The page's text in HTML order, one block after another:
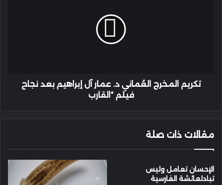
فيلمتكريم المخرج العُماني د. عمار آل إبراهيم بعد نجاح
فيلم “القارب
مقالات ذات صلة
الإحسان تعامل وليس
تبادلعائشة الفارسية